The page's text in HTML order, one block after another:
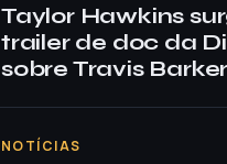
Taylor Hawkins
trailer de doc da
sobre Travis Barker
NOTÍCIAS